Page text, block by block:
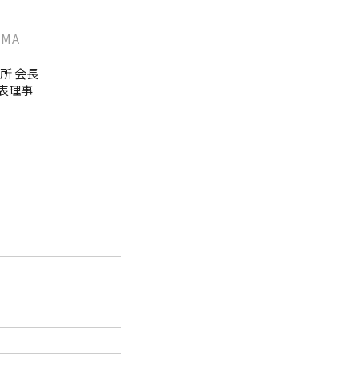
ント体制
・VOICE報告
コース
会長
理事